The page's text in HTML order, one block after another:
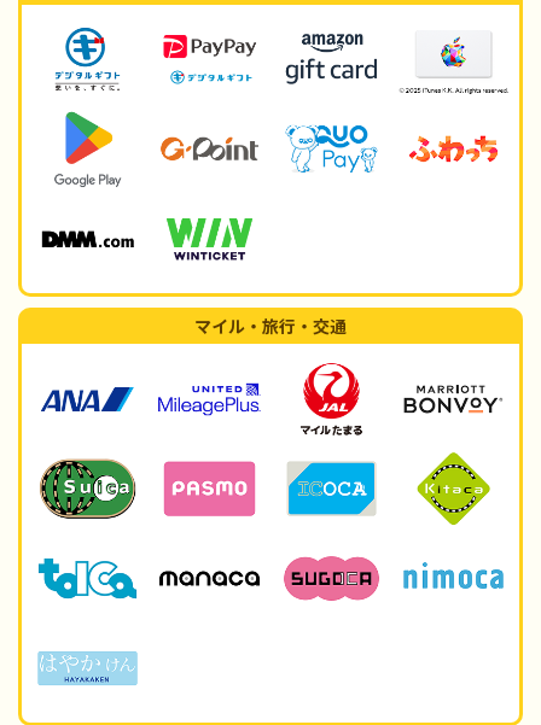
マイル・旅行・交通